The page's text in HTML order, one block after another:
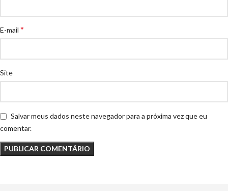
E-mail *
Site
Salvar meus dados neste navegador para a próxima vez que eu
comentar.